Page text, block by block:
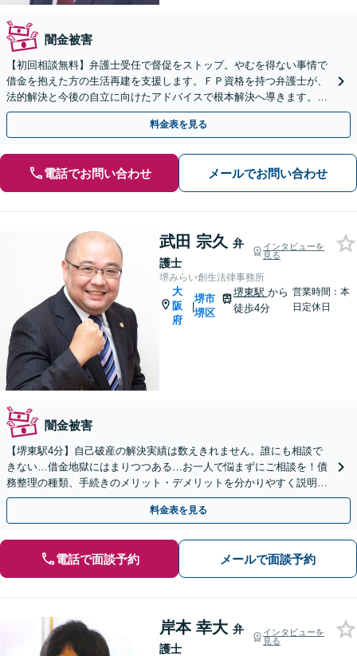
闇金被害
【初回相談無料】弁護士受任で督促をストップ。やむを得ない事情で
借金を抱えた方の生活再建を支援します。ＦＰ資格を持つ弁護士が、
法的解決と今後の自立に向けたアドバイスで根本解決へ導きます。
【南森町駅・大阪天満宮駅徒歩1分】
料金表を見る
電話でお問い合わせ メールでお問い合わせ
武田 宗久 弁
護士
インタビューを
見る
堺みらい創生法律事務所
大
阪
府
|
堺市
堺区
堺東駅 から
徒歩4分
営業時間：本
日定休日
闇金被害
【堺東駅4分】自己破産の解決実績は数えきれません。誰にも相談で
きない…借金地獄にはまりつつある…お一人で悩まずにご相談を！債
務整理の種類、手続きのメリット・デメリットを分かりやすく説明し
ます【夜間・休日面談可】【完全個室】
料金表を見る
電話で面談予約 メールで面談予約
岸本 幸大 弁
護士
インタビューを
見る